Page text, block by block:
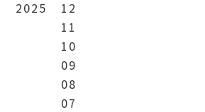
2025
12
11
10
09
08
07